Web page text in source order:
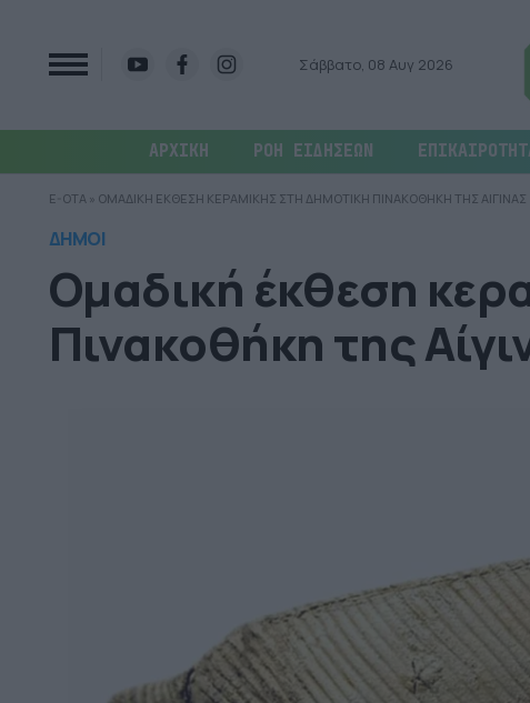
Σάββατο, 08 Αυγ 2026
ΑΡΧΙΚΗ ΡΟΗ ΕΙΔΗΣΕΩΝ
E-OTA » ΟΜΑΔΙΚΗ ΕΚΘΕΣΗ ΚΕΡΑΜΙΚΗΣ ΣΤΗ ΔΗΜΟΤΙΚΗ ΠΙΝΑΚΟΘΗΚΗ ΤΗΣ ΑΙΓΙΝΑΣ
ΔΗΜΟΙ
Ομαδική έκθεση
Πινακοθήκη της